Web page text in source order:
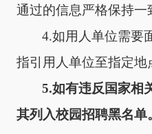
通过的信息严格保持一
4.如用人单位需要
指引用人单位至指定
5.如有违反国家相
其列入校园招聘黑名单